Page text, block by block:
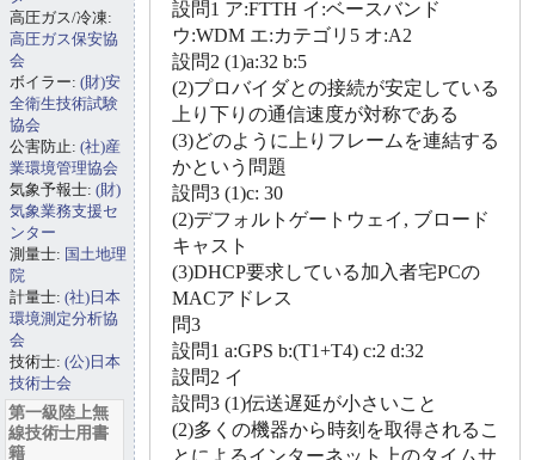
設問1 ア:FTTH イ:ベースバンド
ウ:WDM エ:カテゴリ5 オ:A2
設問2 (1)a:32 b:5
(2)プロバイダとの接続が安定している
上り下りの通信速度が対称である
(3)どのように上りフレームを連結する
かという問題
設問3 (1)c: 30
(2)デフォルトゲートウェイ, ブロード
キャスト
(3)DHCP要求している加入者宅PCの
MACアドレス
問3
設問1 a:GPS b:(T1+T4) c:2 d:32
設問2 イ
設問3 (1)伝送遅延が小さいこと
(2)多くの機器から時刻を取得されるこ
とによるインターネット上のタイムサ
高圧ガス/冷凍:
高圧ガス保安協
会
ボイラー: (財)安
全衛生技術試験
協会
公害防止: (社)産
業環境管理協会
気象予報士: (財)
気象業務支援セ
ンター
測量士: 国土地理
院
計量士: (社)日本
環境測定分析協
会
技術士: (公)日本
技術士会
第一級陸上無
線技術士用書
籍